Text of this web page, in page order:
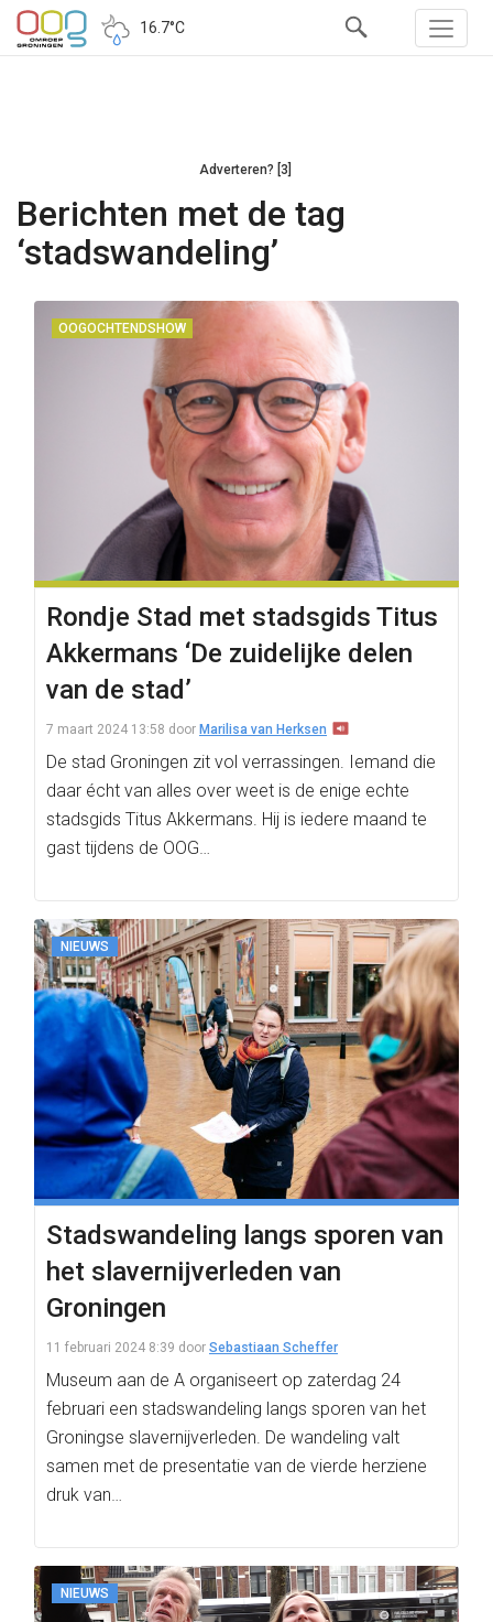
16.7°C
Adverteren? [3]
Berichten met de tag
‘stadswandeling’
OOGOCHTENDSHOW
Rondje Stad met stadsgids Titus
Akkermans ‘De zuidelijke delen
van de stad’
7 maart 2024 13:58 door Marilisa van Herksen
De stad Groningen zit vol verrassingen. Iemand die
daar écht van alles over weet is de enige echte
stadsgids Titus Akkermans. Hij is iedere maand te
gast tijdens de OOG…
NIEUWS
Stadswandeling langs sporen van
het slavernijverleden van
Groningen
11 februari 2024 8:39 door Sebastiaan Scheffer
Museum aan de A organiseert op zaterdag 24
februari een stadswandeling langs sporen van het
Groningse slavernijverleden. De wandeling valt
samen met de presentatie van de vierde herziene
druk van…
NIEUWS